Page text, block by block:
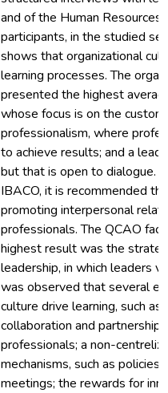
and of the Human Resources
participants, in the studied
shows that organizational
learning processes. The
presented the highest
whose focus is on the
professionalism, where
to achieve results; and a
but that is open to dialogue.
IBACO, it is recommended
promoting interpersonal
professionals. The QCAO
highest result was the
leadership, in which leaders
was observed that several
culture drive learning, such
collaboration and partnership
professionals; a non-
mechanisms, such as
meetings; the rewards for